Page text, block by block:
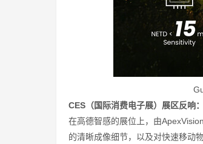
CES（国际消费电子展）展区反响
在高德智感的展位上，由
的清晰成像细节，以及对快速移动